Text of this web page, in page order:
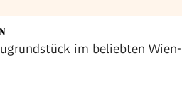
im beliebten